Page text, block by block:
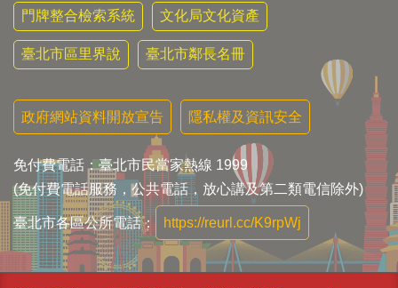
門牌整合檢索系統 文化局文化資產
臺北市區里界說 臺北市鄰長名冊
政府網站資料開放宣告 隱私權及資訊安全
免付費電話：臺北市民當家熱線 1999
(免付費電話服務，公共電話，放心講及第二類電信除外)
臺北市各區公所電話： https://reurl.cc/K9rpWj